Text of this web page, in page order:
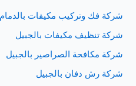
شركة فك وتركيب مكيفات
شركة تنظيف مكيفات بالجبيل
شركة مكافحة الصراصير بالجبيل
شركة رش دفان بالجبيل